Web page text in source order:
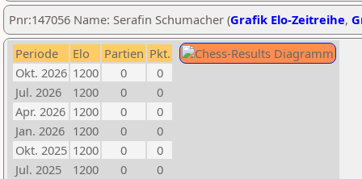
Pnr:147056 Name: Serafin Schumacher (Grafik Elo-Zeitreihe,
Periode Elo Partien Pkt.
Okt. 2026 1200 0
0
Jul. 2026
1200 0
0
Apr. 2026 1200 0
0
Jan. 2026 1200 0
0
Okt. 2025 1200 0
0
Jul. 2025
1200 0
0